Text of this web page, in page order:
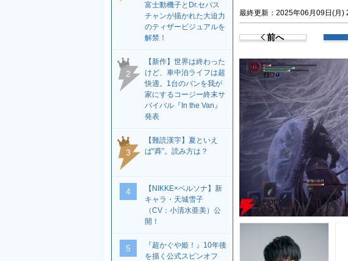
最終更新：2025年06月09日(月)
前へ
富士動機子とDr.セバス
チャンが描かれた大迫力
のティザービジュアルを
解禁！
2
【新作】世界は終わった
けど、車中泊ライフは超
快適。1台のバンを我が
家にするコージー終末サ
バイバル『In the Van』
発表
3
【難読漢字】夏といえ
ば“蕣”。読み方は？
4
【NIKKE×ペルソナ】新
キャラ・天城雪子
（CV：小清水亜美）公
開！
5
『超かぐや姫！』10年後
を描く公式スピンオフ